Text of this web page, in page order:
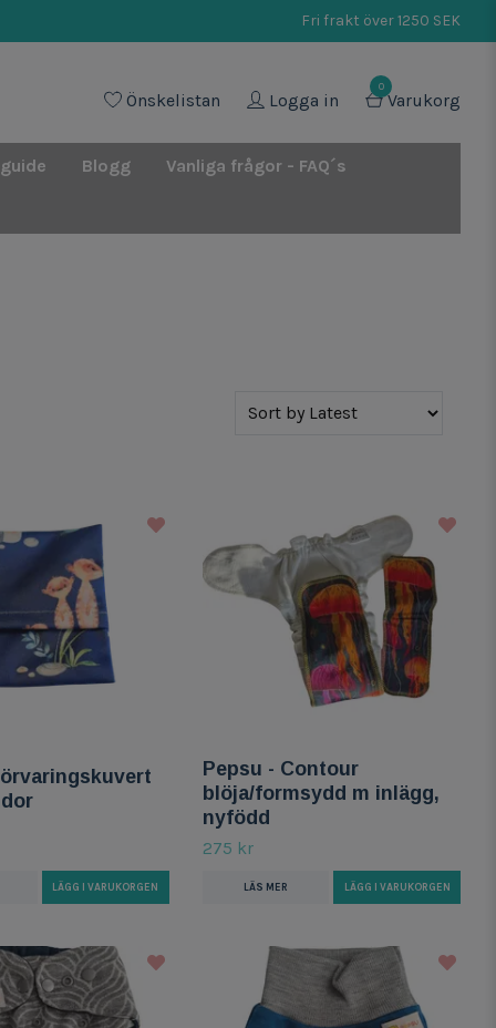
Fri frakt över 1250 SEK
Önskelistan Logga in
0
Varukorg
Blogg Vanliga frågor - FAQ´s
LÄGG I VARUKORGEN
Pepsu - Contour
blöja/formsydd m inlägg,
nyfödd
275 kr
LÄS MER LÄGG I VARUKORGEN